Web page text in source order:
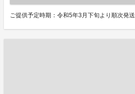
ご提供予定時期：令和5年3月下旬より順次発送